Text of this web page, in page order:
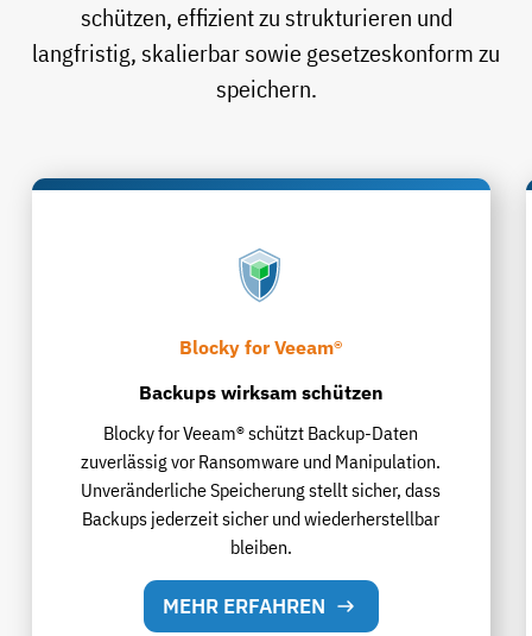
schützen, effizient zu strukturieren und
langfristig, skalierbar sowie gesetzeskonform zu
speichern.
Blocky for Veeam®
Backups wirksam schützen
Blocky for Veeam® schützt Backup-Daten
zuverlässig vor Ransomware und Manipulation.
Unveränderliche Speicherung stellt sicher, dass
Backups jederzeit sicher und wiederherstellbar
bleiben.
MEHR ERFAHREN